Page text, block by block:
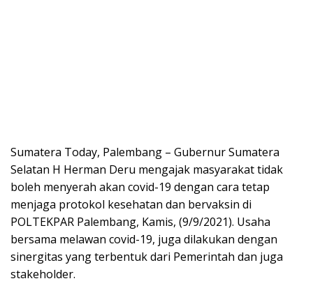
Sumatera Today, Palembang – Gubernur Sumatera
Selatan H Herman Deru mengajak masyarakat tidak
boleh menyerah akan covid-19 dengan cara tetap
menjaga protokol kesehatan dan bervaksin di
POLTEKPAR Palembang, Kamis, (9/9/2021). Usaha
bersama melawan covid-19, juga dilakukan dengan
sinergitas yang terbentuk dari Pemerintah dan juga
stakeholder.